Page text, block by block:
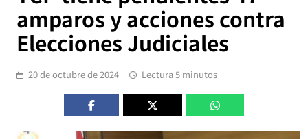
amparos y acciones contra
Elecciones Judiciales
20 de octubre de 2024 Lectura 5 minutos